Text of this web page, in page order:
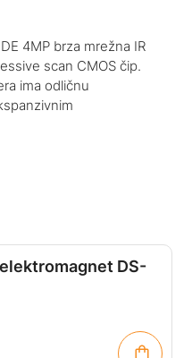
4MP brza mrežna IR
scan CMOS čip.
ima odličnu
DS-